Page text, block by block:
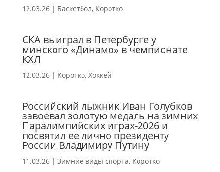
12.03.26| Баскетбол, Коротко
СКА выиграл в Петербурге у
минского «Динамо» в чемпионате
КХЛ
12.03.26| Коротко, Хоккей
Российский лыжник Иван Голубков
завоевал золотую медаль на зимних
Паралимпийских играх-2026 и
посвятил ее лично президенту
России Владимиру Путину
11.03.26| Зимние виды спорта, Коротко